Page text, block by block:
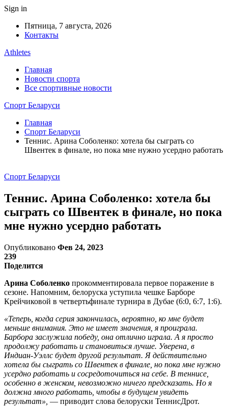
Sign in
Пятница, 7 августа, 2026
Контакты
Athletes
Главная
Новости спорта
Все спортивные новости
Спорт Беларуси
Главная
Спорт Беларуси
Теннис. Арина Соболенко: хотела бы сыграть со
Швентек в финале, но пока мне нужно усердно работать
Спорт Беларуси
Теннис. Арина Соболенко: хотела бы
сыграть со Швентек в финале, но пока
мне нужно усердно работать
Опубликовано Фев 24, 2023
239
Поделится
Арина Соболенко прокомментировала первое поражение в
сезоне. Напомним, белоруска уступила чешке Барборе
Крейчиковой в четвертьфинале турнира в Дубае (6:0, 6:7, 1:6).
«Теперь, когда серия закончилась, вероятно, ко мне будет
меньше внимания. Это не имеет значения, я проиграла.
Барбора заслужила победу, она отлично играла. А я просто
продолжу работать и становиться лучше. Уверена, в
Индиан-Уэллс будет другой результат. Я действительно
хотела бы сыграть со Швентек в финале, но пока мне нужно
усердно работать и сосредоточиться на себе. В теннисе,
особенно в женском, невозможно ничего предсказать. Но я
должна много работать, чтобы в будущем увидеть
результат», — приводит слова белоруски ТеннисДрот.